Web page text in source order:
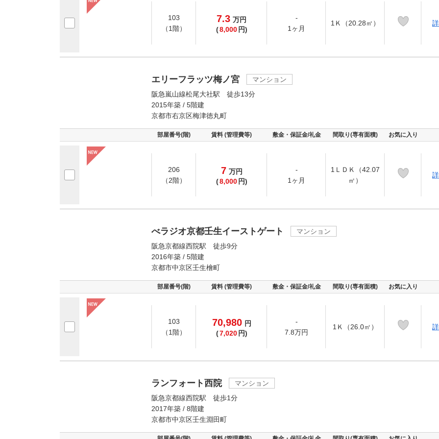
103
（1階）
7.3 万円
(8,000 円)
-
1ヶ月
1Ｋ（20.28㎡）
エリーフラッツ梅ノ宮
マンション
阪急嵐山線松尾大社駅 徒歩13分
2015年築 / 5階建
京都市右京区梅津徳丸町
部屋番号(階) 賃料 (管理費等) 敷金・保証金/礼金 間取り(専有面積) お気に入り
206
（2階）
7 万円
(8,000 円)
-
1ヶ月
1ＬＤＫ（42.07
㎡）
べラジオ京都壬生イーストゲート
マンション
阪急京都線西院駅 徒歩9分
2016年築 / 5階建
京都市中京区壬生檜町
部屋番号(階) 賃料 (管理費等) 敷金・保証金/礼金 間取り(専有面積) お気に入り
103
（1階）
70,980 円
(7,020 円)
-
7.8万円
1Ｋ（26.0㎡）
ランフォート西院
マンション
阪急京都線西院駅 徒歩1分
2017年築 / 8階建
京都市中京区壬生淵田町